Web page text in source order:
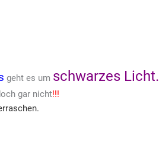
geht es um schwarzes Licht.
gar nicht!!!